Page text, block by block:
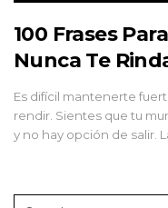
100 Frases
Nunca Te
Es difícil mantenerte
rendir. Sientes que tu
y no hay opción de salir.